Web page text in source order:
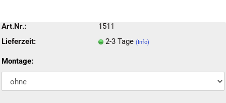
Art.Nr.:
1511
Lieferzeit:
2-3 Tage (Info)
Montage: